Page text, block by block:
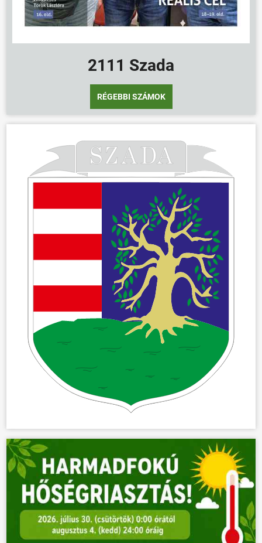
ÖNKORMÁNYZAT
ÜGYINTÉZÉS
KÖZÖSSÉG
HÍREK
VÁLASZTÁSOK
2111 Szada
RÉGEBBI SZÁMOK